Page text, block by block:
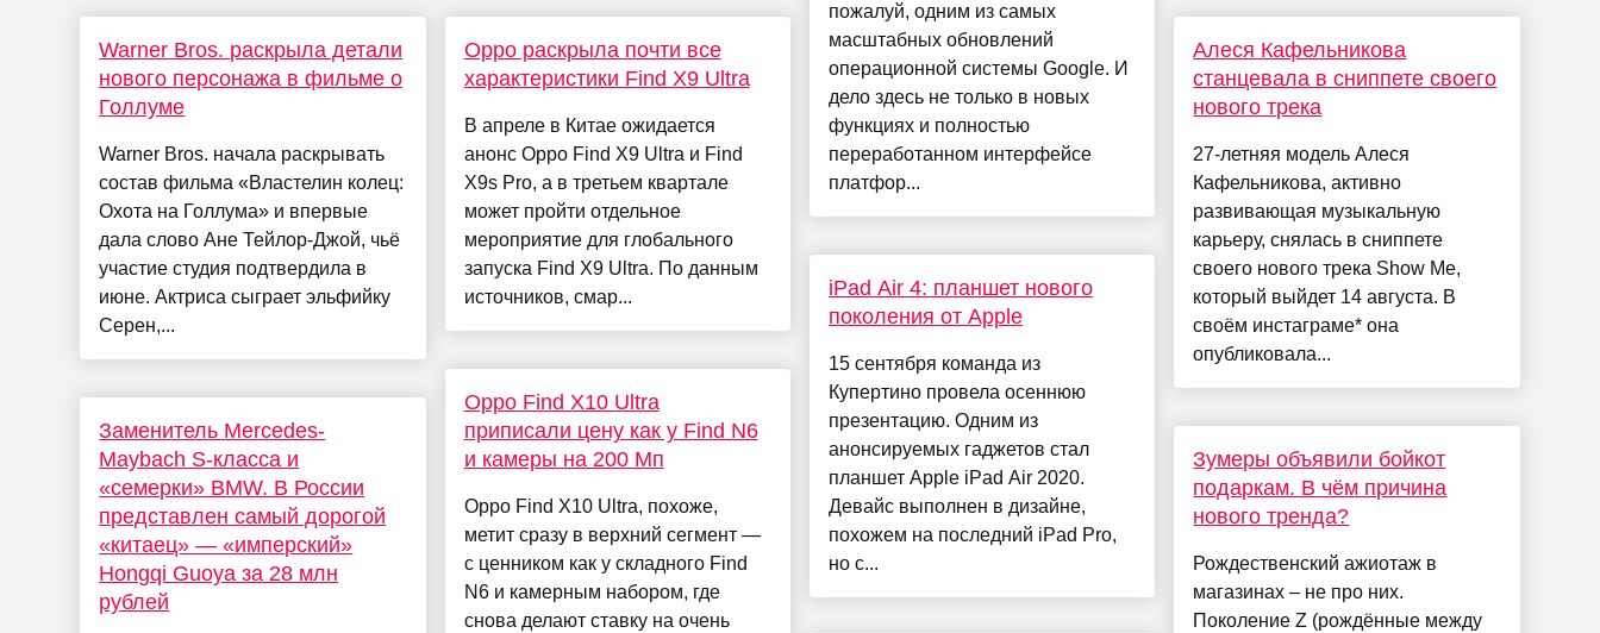
Warner Bros. раскрыла детали
нового персонажа в фильме о
Голлуме
Warner Bros. начала раскрывать
состав фильма «Властелин колец:
Охота на Голлума» и впервые
дала слово Ане Тейлор-Джой, чьё
участие студия подтвердила в
июне. Актриса сыграет эльфийку
Серен,...
Заменитель Mercedes-
Maybach S-класса и
«семерки» BMW. В России
представлен самый дорогой
«китаец» — «имперский»
Hongqi Guoya за 28 млн
рублей
Oppo раскрыла почти все
характеристики Find X9 Ultra
В апреле в Китае ожидается
анонс Oppo Find X9 Ultra и Find
X9s Pro, а в третьем квартале
может пройти отдельное
мероприятие для глобального
запуска Find X9 Ultra. По данным
источников, смар...
Oppo Find X10 Ultra
приписали цену как у Find N6
и камеры на 200 Мп
Oppo Find X10 Ultra, похоже,
метит сразу в верхний сегмент —
с ценником как у складного Find
N6 и камерным набором, где
снова делают ставку на очень
пожалуй, одним из самых
масштабных обновлений
операционной системы Google. И
дело здесь не только в новых
функциях и полностью
переработанном интерфейсе
платфор...
iPad Air 4: планшет нового
поколения от Apple
15 сентября команда из
Купертино провела осеннюю
презентацию. Одним из
анонсируемых гаджетов стал
планшет Apple iPad Air 2020.
Девайс выполнен в дизайне,
похожем на последний iPad Pro,
но с...
Алеся Кафельникова
станцевала в сниппете своего
нового трека
27-летняя модель Алеся
Кафельникова, активно
развивающая музыкальную
карьеру, снялась в сниппете
своего нового трека Show Me,
который выйдет 14 августа. В
своём инстаграме* она
опубликовала...
Зумеры объявили бойкот
подаркам. В чём причина
нового тренда?
Рождественский ажиотаж в
магазинах – не про них.
Поколение Z (рождённые между